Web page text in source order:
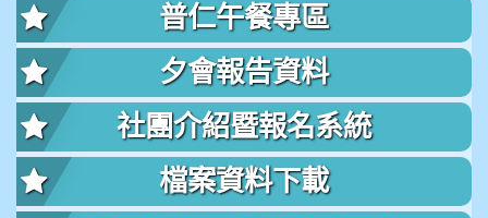
普仁午餐專區
夕會報告資料
社團介紹暨報名系統
檔案資料下載